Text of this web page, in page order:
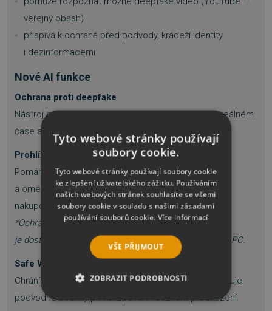
veřejný obsah)
přispívá k ochraně před podvody, krádeží identity
i dezinformacemi
Nové AI funkce
Ochrana proti deepfake
Nástroj běžící na Windows analyzuje zvuk i video v reálném
čase a upozorní na syntetické nebo upravené hlasy.
Prohlížeč s ochranou soukromí
Pomáhá rozpoznat bezpečné weby, blokuje phishing
a omezuje rušivé reklamy. Umožňuje bezpečnější
nakupování, bankovnictví i běžné prohlížení.
*Ochrana proti novým (zero-day) phishing útokům
je dostupná pouze ve verzi Norton Private Browser pro PC.
Safe Web
Chrání při pohybu na internetu pomocí AI, která odhaluje
podvodné stránky při nakupování i běžném procházení.
Tyto webové stránky používají
soubory cookie.
Tyto webové stránky používají soubory cookie
ke zlepšení uživatelského zážitku. Používáním
našich webových stránek souhlasíte se všemi
soubory cookie v souladu s našimi zásadami
používání souborů cookie. Více informací
VŠE PŘIJMOUT
ZOBRAZIT PODROBNOSTI
NEZBYTNĚ NUTNÉ SOUBORY